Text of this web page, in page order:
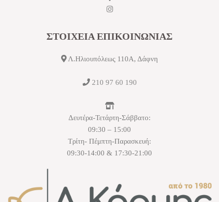
ΣΤΟΙΧΕΙΑ ΕΠΙΚΟΙΝΩΝΙΑΣ
Λ.Ηλιουπόλεως 110Α, Δάφνη
210 97 60 190
Δευτέρα-Τετάρτη-Σάββατο:
09:30 – 15:00
Τρίτη- Πέμπτη-Παρασκευή:
09:30-14:00 & 17:30-21:00